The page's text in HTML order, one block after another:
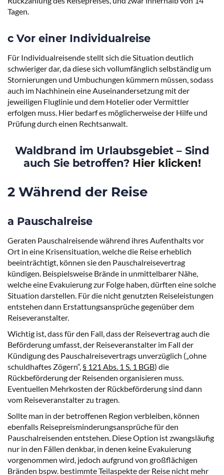
Einwilligung verwalten
Tagen.
c Vor einer Individualreise
Für Individualreisende stellt sich die Situation deutlich
schwieriger dar, da diese sich vollumfänglich selbständig um
Stornierungen und Umbuchungen kümmern müssen, sodass
auch im Nachhinein eine Auseinandersetzung mit der
jeweiligen Fluglinie und dem Hotelier oder Vermittler
erfolgen muss. Hier bedarf es möglicherweise der Hilfe und
Prüfung durch einen Rechtsanwalt.
Waldbrand im Urlaubsgebiet – Sind
auch Sie betroffen? Hier klicken!
2 Während der Reise
a Pauschalreise
Geraten Pauschalreisende während ihres Aufenthalts vor
Ort in eine Krisensituation, welche die Reise erheblich
beeinträchtigt, können sie den Pauschalreisevertrag
kündigen. Beispielsweise Brände in unmittelbarer Nähe,
welche eine Evakuierung zur Folge haben, dürften eine solche
Situation darstellen. Für die nicht genutzten Reiseleistungen
entstehen dann Erstattungsansprüche gegenüber dem
Reiseveranstalter.
Wichtig ist, dass für den Fall, dass der Reisevertrag auch die
Beförderung umfasst, der Reiseveranstalter im Fall der
Kündigung des Pauschalreisevertrags unverzüglich („ohne
schuldhaftes Zögern“, § 121 Abs. 1 S. 1 BGB) die
Rückbeförderung der Reisenden organisieren muss.
Eventuellen Mehrkosten der Rückbeförderung sind dann
vom Reiseveranstalter zu tragen.
Sollte man in der betroffenen Region verbleiben, können
ebenfalls Reisepreisminderungsansprüche für den
Pauschalreisenden entstehen. Diese Option ist zwangsläufig
nur in den Fällen denkbar, in denen keine Evakuierung
vorgenommen wird, jedoch aufgrund von großflächigen
Bränden bspw. bestimmte Teilaspekte der Reise nicht mehr